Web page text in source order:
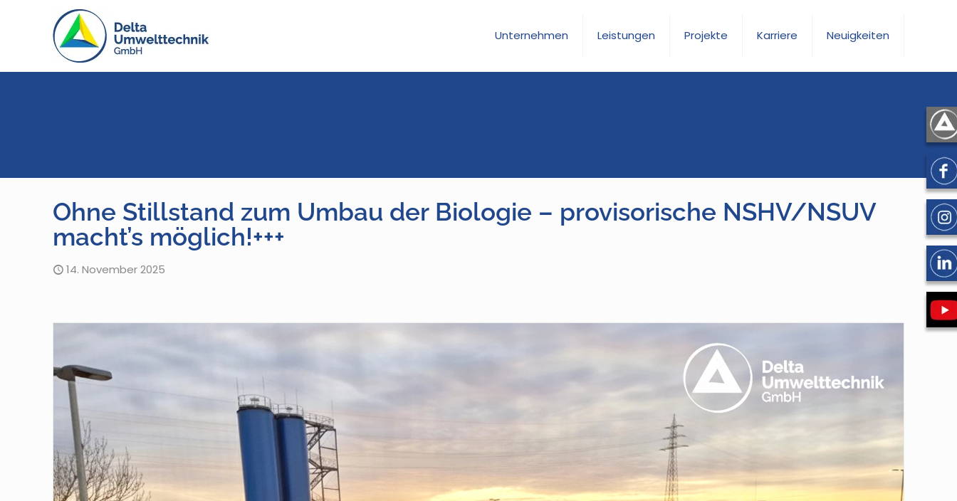
Unternehmen Leistungen Projekte Karriere Neuigkeiten
Ohne Stillstand zum Umbau der Biologie – provisorische NSHV/NSUV
macht’s möglich!+++
14. November 2025